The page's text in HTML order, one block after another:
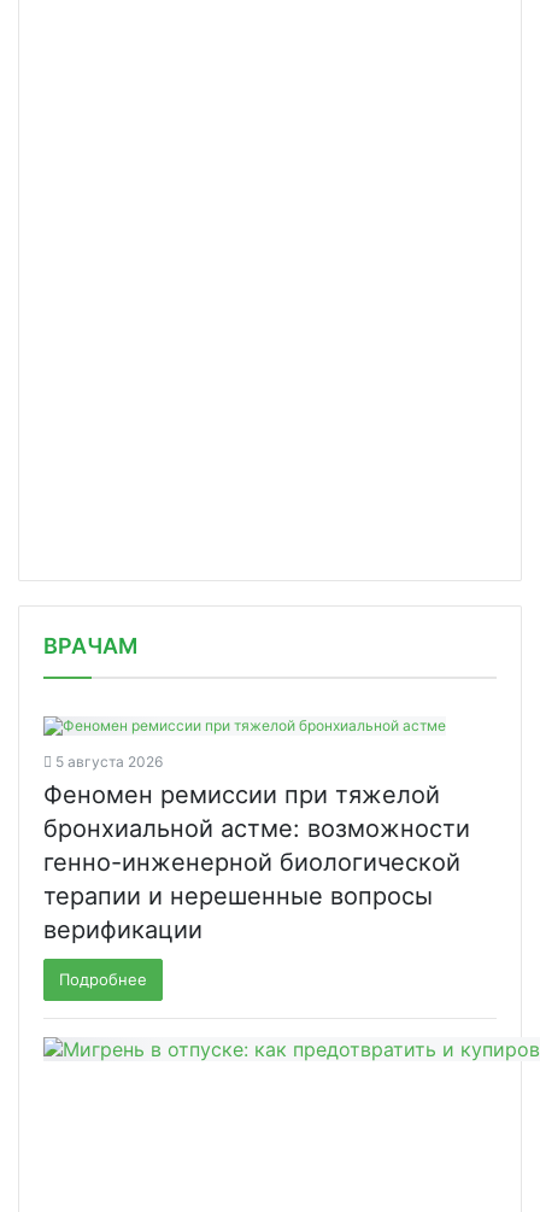
ВРАЧАМ
5 августа 2026
Феномен ремиссии при тяжелой
бронхиальной астме: возможности
генно-инженерной биологической
терапии и нерешенные вопросы
верификации
Подробнее